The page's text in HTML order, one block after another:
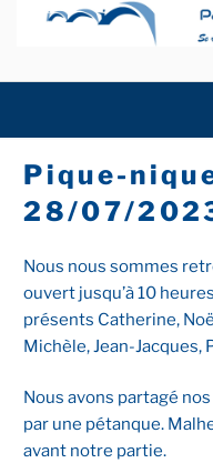
Pique-
28/07/
Nous nous sommes
ouvert jusqu’à 10
présents Catherine,
Michèle, Jean-Jacques,
Nous avons partagé
par une pétanque.
avant notre partie.